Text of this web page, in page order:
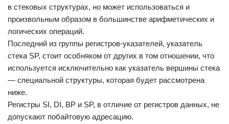
в стековых структурах, но может использоваться и
произвольным образом в большинстве арифметических и
логических операций.
Последний из группы регистров-указателей, указатель
стека SP, стоит особняком от других в том отношении, что
используется исключительно как указатель вершины стека
— специальной структуры, которая будет рассмотрена
ниже.
Регистры SI, DI, BP и SP, в отличие от регистров данных, не
допускают побайтовую адресацию.